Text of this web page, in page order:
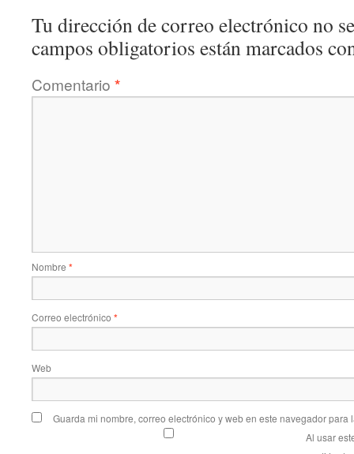
Tu dirección de correo electrónico no
campos obligatorios están marcados
Comentario *
Nombre *
Correo electrónico *
Web
Guarda mi nombre, correo electrónico y web en este navegador para
Al usar